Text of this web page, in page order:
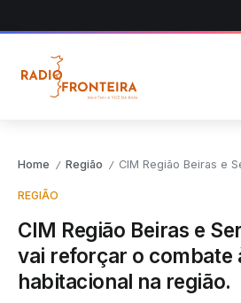
Home / Região / CIM Região Beiras e Serra da Estrela vai
REGIÃO
CIM Região Beiras e
vai reforçar o combate
habitacional na região.